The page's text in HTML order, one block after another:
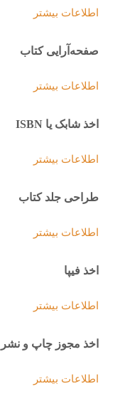
اطلاعات بیشتر
صفحه‌آرایی کتاب
اطلاعات بیشتر
اخذ شابک یا ISBN
اطلاعات بیشتر
طراحی جلد کتاب
اطلاعات بیشتر
اخذ فیپا
اطلاعات بیشتر
اخذ مجوز چاپ و
اطلاعات بیشتر